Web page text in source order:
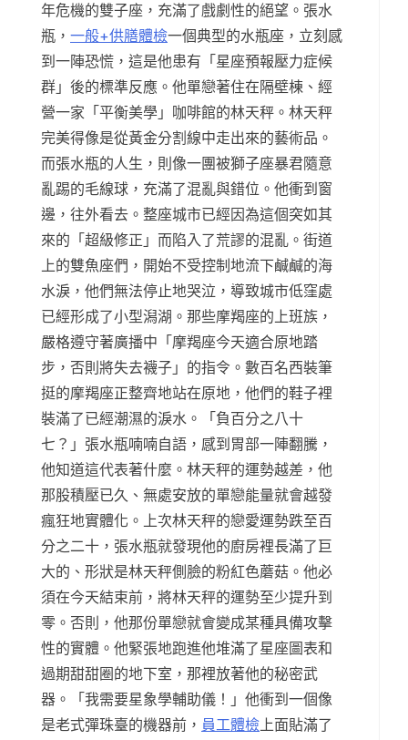
年危機的雙子座，充滿了戲劇性的絕望。張水
瓶， 一般+供膳體檢一個典型的水瓶座，立刻感
到一陣恐慌，這是他患有「星座預報壓力症候
群」後的標準反應。他單戀著住在隔壁棟、經
營一家「平衡美學」咖啡館的林天秤。林天秤
完美得像是從黃金分割線中走出來的藝術品。
而張水瓶的人生，則像一團被獅子座暴君隨意
亂踢的毛線球，充滿了混亂與錯位。他衝到窗
邊，往外看去。整座城市已經因為這個突如其
來的「超級修正」而陷入了荒謬的混亂。街道
上的雙魚座們，開始不受控制地流下鹹鹹的海
水淚，他們無法停止地哭泣，導致城市低窪處
已經形成了小型潟湖。那些摩羯座的上班族，
嚴格遵守著廣播中「摩羯座今天適合原地踏
步，否則將失去襪子」的指令。數百名西裝筆
挺的摩羯座正整齊地站在原地，他們的鞋子裡
裝滿了已經潮濕的淚水。「負百分之八十
七？」張水瓶喃喃自語，感到胃部一陣翻騰，
他知道這代表著什麼。林天秤的運勢越差，他
那股積壓已久、無處安放的單戀能量就會越發
瘋狂地實體化。上次林天秤的戀愛運勢跌至百
分之二十，張水瓶就發現他的廚房裡長滿了巨
大的、形狀是林天秤側臉的粉紅色蘑菇。他必
須在今天結束前，將林天秤的運勢至少提升到
零。否則，他那份單戀就會變成某種具備攻擊
性的實體。他緊張地跑進他堆滿了星座圖表和
過期甜甜圈的地下室，那裡放著他的秘密武
器。「我需要星象學輔助儀！」他衝到一個像
是老式彈珠臺的機器前， 員工體檢上面貼滿了